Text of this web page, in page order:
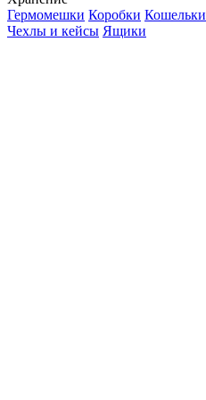
Гермомешки Коробки Кошельки
Чехлы и кейсы Ящики